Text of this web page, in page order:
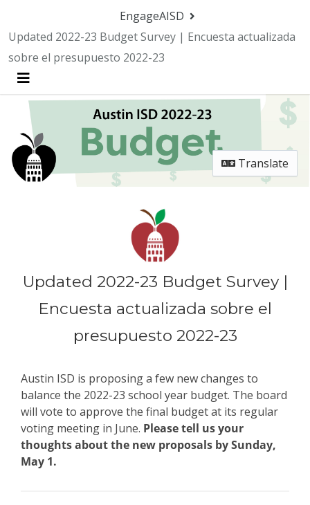
EngageAISD
Updated 2022-23 Budget Survey | Encuesta actualizada
sobre el presupuesto 2022-23
Menu
Translate
Updated 2022-23 Budget Survey |
Encuesta actualizada sobre el
presupuesto 2022-23
Austin ISD is proposing a few new changes to
balance the 2022-23 school year budget. The board
will vote to approve the final budget at its regular
voting meeting in June. Please tell us your
thoughts about the new proposals by Sunday,
May 1.